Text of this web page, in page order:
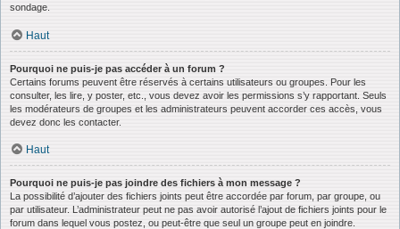
sondage.
Haut
Pourquoi ne puis-je pas accéder à un forum ?
Certains forums peuvent être réservés à certains utilisateurs ou groupes. Pour les
consulter, les lire, y poster, etc., vous devez avoir les permissions s’y rapportant. Seuls
les modérateurs de groupes et les administrateurs peuvent accorder ces accès, vous
devez donc les contacter.
Haut
Pourquoi ne puis-je pas joindre des fichiers à mon message ?
La possibilité d’ajouter des fichiers joints peut être accordée par forum, par groupe, ou
par utilisateur. L’administrateur peut ne pas avoir autorisé l’ajout de fichiers joints pour le
forum dans lequel vous postez, ou peut-être que seul un groupe peut en joindre.